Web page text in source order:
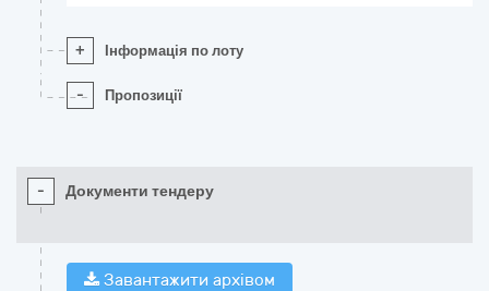
+ Інформація по лоту
- Пропозиції
- Документи тендеру
Завантажити архівом